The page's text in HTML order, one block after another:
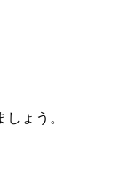
ょう。